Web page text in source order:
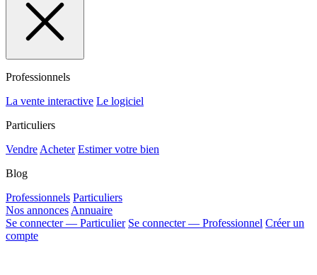
Professionnels
La vente interactive Le logiciel
Particuliers
Vendre Acheter Estimer votre bien
Blog
Professionnels Particuliers
Nos annonces Annuaire
Se connecter — Particulier Se connecter — Professionnel Créer un
compte